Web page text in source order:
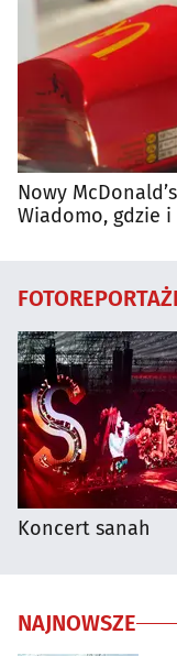
Nowy
Wiadomo, gdzie
Koncert sanah
NAJNOWSZE